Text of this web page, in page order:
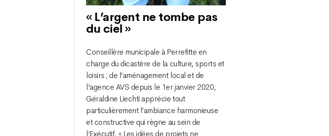
« L’argent ne tombe pas
du ciel »
Conseillère municipale à Perrefitte en
charge du dicastère de la culture, sports et
loisirs ; de l’aménagement local et de
l’agence AVS depuis le 1er janvier 2020,
Géraldine Liechti apprécie tout
particulièrement l’ambiance harmonieuse
et constructive qui règne au sein de
l’Exécutif. « Les idées de projets ne